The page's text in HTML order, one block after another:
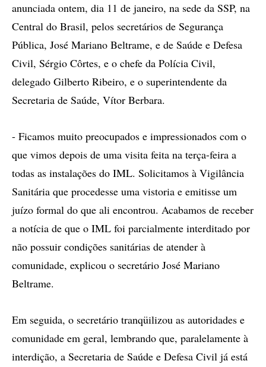
anunciada ontem, dia 11 de janeiro, na sede da SSP, na
Central do Brasil, pelos secretários de Segurança
Pública, José Mariano Beltrame, e de Saúde e Defesa
Civil, Sérgio Côrtes, e o chefe da Polícia Civil,
delegado Gilberto Ribeiro, e o superintendente da
Secretaria de Saúde, Vítor Berbara.
- Ficamos muito preocupados e impressionados com o
que vimos depois de uma visita feita na terça-feira a
todas as instalações do IML. Solicitamos à Vigilância
Sanitária que procedesse uma vistoria e emitisse um
juízo formal do que ali encontrou. Acabamos de receber
a notícia de que o IML foi parcialmente interditado por
não possuir condições sanitárias de atender à
comunidade, explicou o secretário José Mariano
Beltrame.
Em seguida, o secretário tranqüilizou as autoridades e
comunidade em geral, lembrando que, paralelamente à
interdição, a Secretaria de Saúde e Defesa Civil já está